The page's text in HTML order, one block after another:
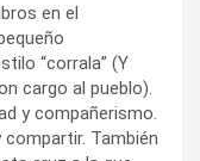
en el
“corrala” (Y
cargo al pueblo).
y compañerismo.
compartir. También